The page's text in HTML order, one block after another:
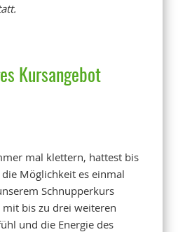
Kursangebot
mal klettern, hattest bis
Möglichkeit es einmal
Schnupperkurs
bis zu drei weiteren
und die Energie des